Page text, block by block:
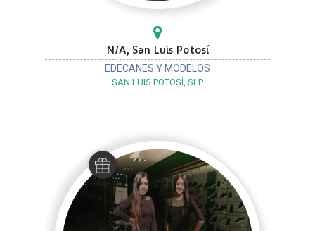
N/A, San Luis Potosí
EDECANES Y MODELOS
SAN LUIS POTOSÍ, SLP